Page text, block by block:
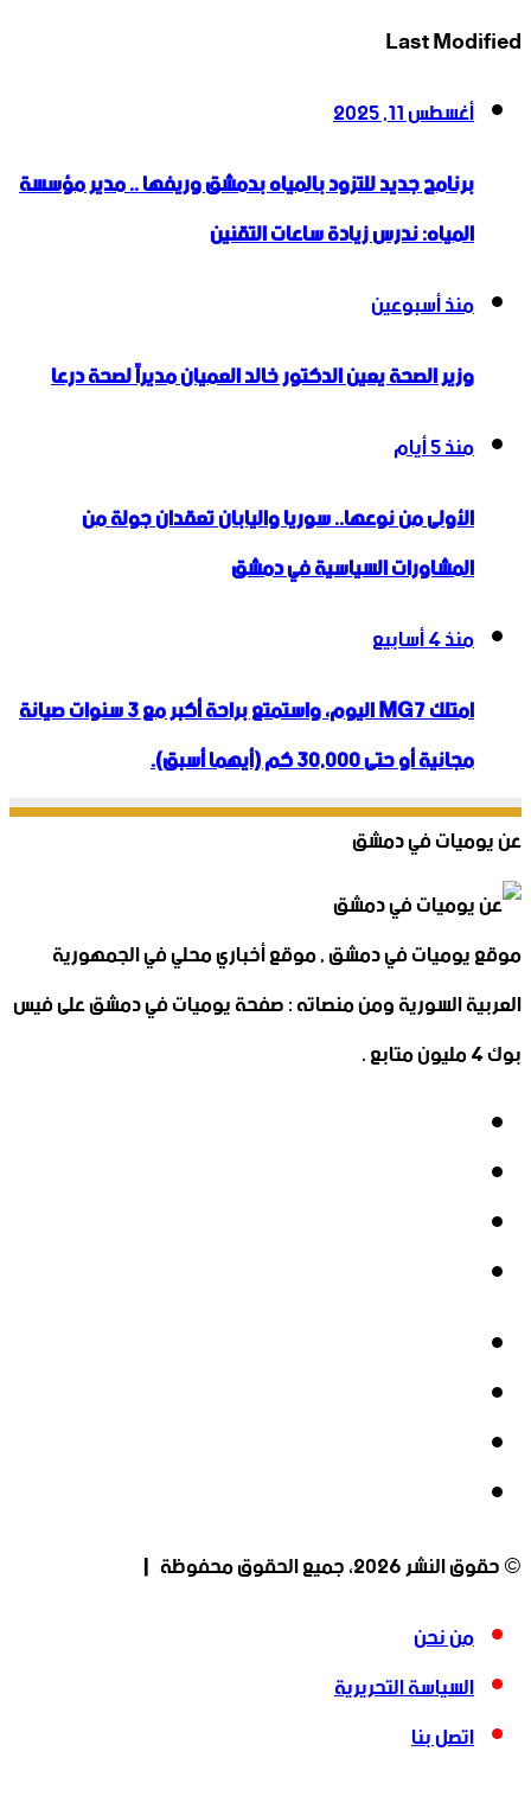
Last Modified
أغسطس 11, 2025
برنامج جديد للتزود بالمياه بدمشق وريفها .. مدير مؤسسة
المياه: ندرس زيادة ساعات التقنين
منذ أسبوعين
وزير الصحة يعين الدكتور خالد العميان مديراً لصحة درعا
منذ 5 أيام
الأولى من نوعها.. سوريا واليابان تعقدان جولة من
المشاورات السياسية في دمشق
منذ 4 أسابيع
امتلك MG7 اليوم، واستمتع براحة أكبر مع 3 سنوات صيانة
مجانية أو حتى 30,000 كم (أيهما أسبق).
عن يوميات في دمشق
موقع يوميات في دمشق , موقع أخباري محلي في الجمهورية
العربية السورية ومن منصاته : صفحة يوميات في دمشق على فيس
بوك 4 مليون متابع .
© حقوق النشر 2026، جميع الحقوق محفوظة |
من نحن
السياسة التحريرية
اتصل بنا